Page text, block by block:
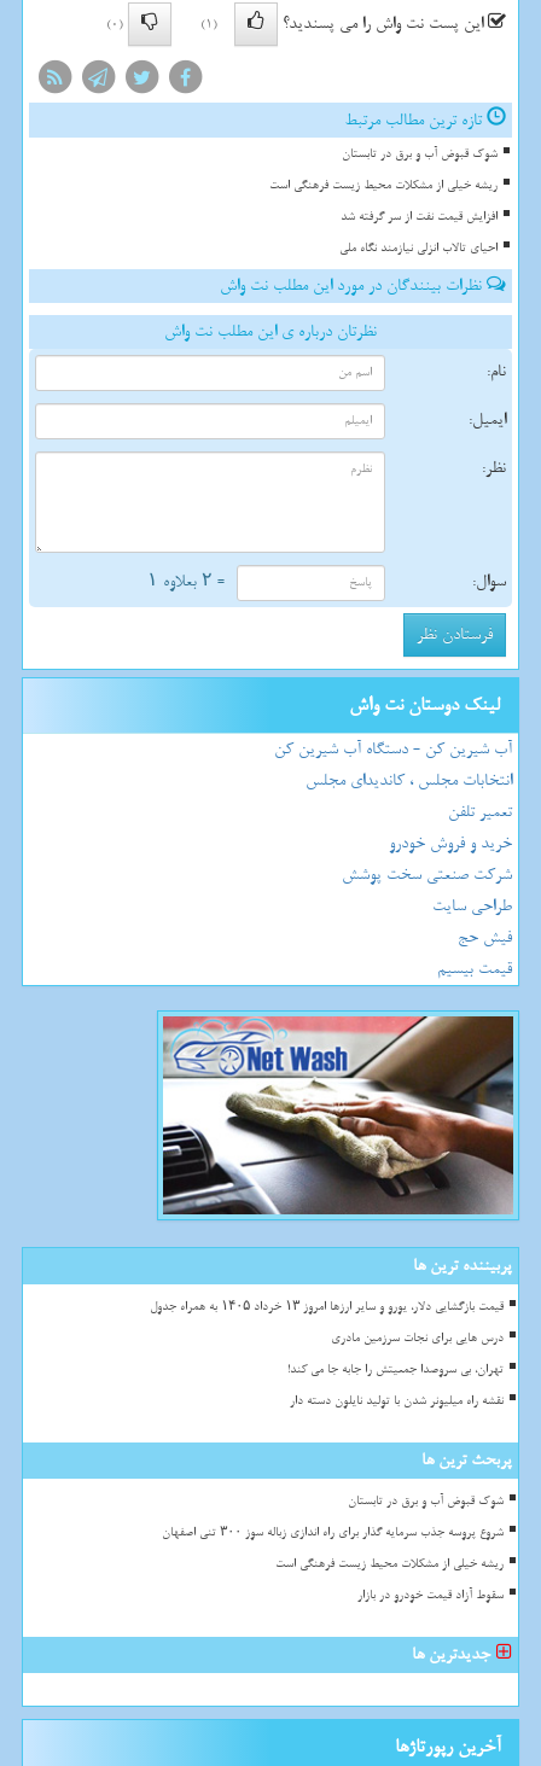
این پست نت واش را می پسندید؟ (1)
(0)
تازه ترین مطالب مرتبط
شوک قبوض آب و برق در تابستان
ریشه خیلی از مشکلات محیط زیست فرهنگی است
افزایش قیمت نفت از سر گرفته شد
احیای تالاب انزلی نیازمند نگاه ملی
نظرات بینندگان در مورد این مطلب نت واش
نظرتان درباره ی این مطلب نت واش
نام:
ایمیل:
نظر:
سوال: = ۲ بعلاوه ۱
لینک دوستان نت واش
آب شیرین کن - دستگاه آب شیرین کن
انتخابات مجلس ، کاندیدای مجلس
تعمیر تلفن
خرید و فروش خودرو
شرکت صنعتی سخت پوشش
طراحی سایت
فیش حج
قیمت بیسیم
پربیننده ترین ها
قیمت بازگشایی دلار، یورو و سایر ارزها امروز ۱۳ خرداد ۱۴۰۵ به همراه جدول
درس هایی برای نجات سرزمین مادری
تهران، بی سروصدا جمعیتش را جابه جا می کند!
نقشه راه میلیونر شدن با تولید نایلون دسته دار
پربحث ترین ها
شوک قبوض آب و برق در تابستان
شروع پروسه جذب سرمایه گذار برای راه اندازی زباله سوز ۳۰۰ تنی اصفهان
ریشه خیلی از مشکلات محیط زیست فرهنگی است
سقوط آزاد قیمت خودرو در بازار
جدیدترین ها
آخرین رپورتاژها